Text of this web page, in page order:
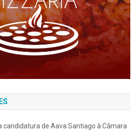
candidatura de Aava Santiago à Câmara